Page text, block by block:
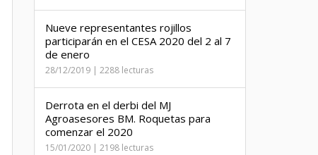
Nueve representantes rojillos
participarán en el CESA 2020 del 2 al 7
de enero
28/12/2019 | 2288 lecturas
Derrota en el derbi del MJ
Agroasesores BM. Roquetas para
comenzar el 2020
15/01/2020 | 2198 lecturas